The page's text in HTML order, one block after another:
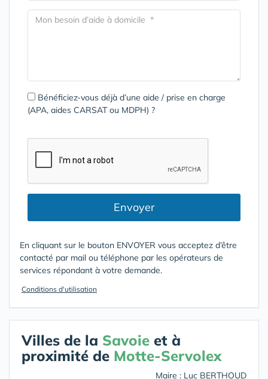
Bénéficiez-vous déjà d’une aide / prise en charge
(APA, aides CARSAT ou MDPH) ?
Envoyer
En cliquant sur le bouton ENVOYER vous acceptez d’être
contacté par mail ou téléphone par les opérateurs de
services répondant à votre demande.
Conditions d'utilisation
Villes de la Savoie et à
proximité de Motte-Servolex
Maire : Luc BERTHOUD